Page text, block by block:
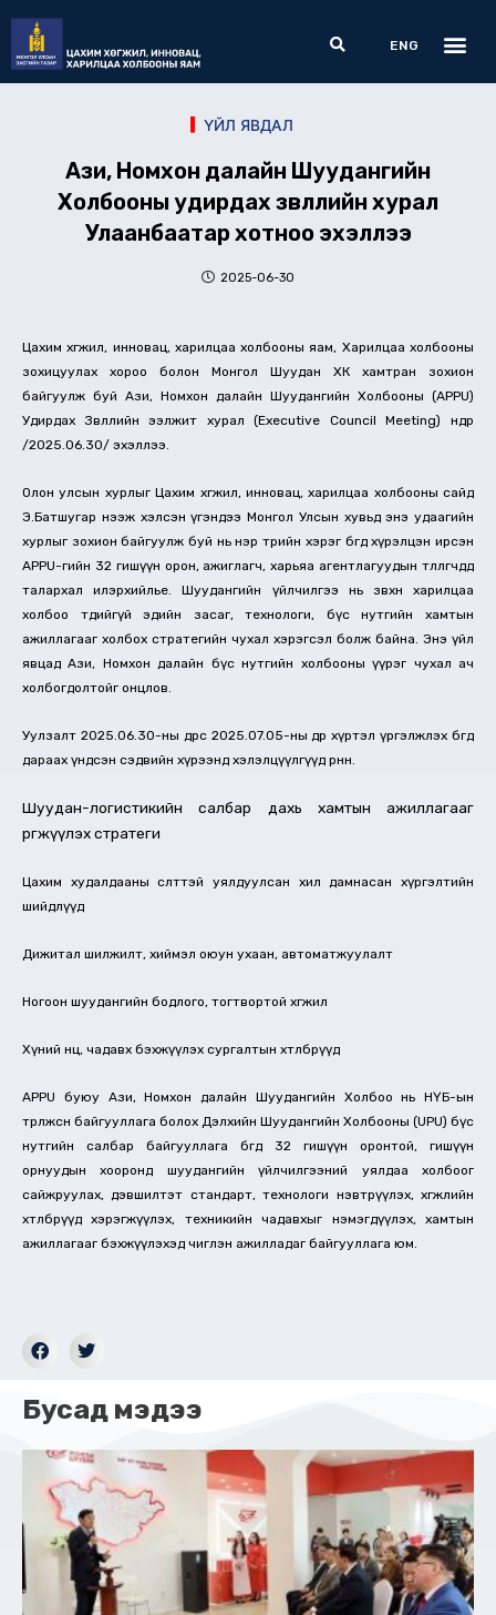
content
Search
ENG
ҮЙЛ ЯВДАЛ
Ази, Номхон далайн Шуудангийн
Холбооны удирдах зөвлөлийн хурал
Улаанбаатар хотноо эхэллээ
2025-06-30
Цахим хөгжил, инновац, харилцаа холбооны яам, Харилцаа холбооны
зохицуулах хороо болон Монгол Шуудан ХК хамтран зохион
байгуулж буй Ази, Номхон далайн Шуудангийн Холбооны (APPU)
Удирдах Зөвлөлийн ээлжит хурал (Executive Council Meeting) өнөөдөр
/2025.06.30/ эхэллээ.
Олон улсын хурлыг Цахим хөгжил, инновац, харилцаа холбооны сайд
Э.Батшугар нээж хэлсэн үгэндээ Монгол Улсын хувьд энэ удаагийн
хурлыг зохион байгуулж буй нь нэр төрийн хэрэг бөгөөд хүрэлцэн ирсэн
APPU-гийн 32 гишүүн орон, ажиглагч, харьяа агентлагуудын төлөөлөгчдөд
талархал илэрхийлье. Шуудангийн үйлчилгээ нь зөвхөн харилцаа
холбоо төдийгүй эдийн засаг, технологи, бүс нутгийн хамтын
ажиллагааг холбох стратегийн чухал хэрэгсэл болж байна. Энэ үйл
явцад Ази, Номхон далайн бүс нутгийн холбооны үүрэг чухал ач
холбогдолтойг онцлов.
Уулзалт 2025.06.30-ны өдрөөс 2025.07.05-ны өдөр хүртэл үргэлжлэх бөгөөд
дараах үндсэн сэдвийн хүрээнд хэлэлцүүлгүүд өрнөнө.
Шуудан-логистикийн салбар дахь хамтын ажиллагааг
өргөжүүлэх стратеги
Цахим худалдааны өсөлттэй уялдуулсан хил дамнасан хүргэлтийн
шийдлүүд
Дижитал шилжилт, хиймэл оюун ухаан, автоматжуулалт
Ногоон шуудангийн бодлого, тогтвортой хөгжил
Хүний нөөц, чадавх бэхжүүлэх сургалтын хөтөлбөрүүд
APPU буюу Ази, Номхон далайн Шуудангийн Холбоо нь НҮБ-ын
төрөлжсөн байгууллага болох Дэлхийн Шуудангийн Холбооны (UPU) бүс
нутгийн салбар байгууллага бөгөөд 32 гишүүн оронтой, гишүүн
орнуудын хооронд шуудангийн үйлчилгээний уялдаа холбоог
сайжруулах, дэвшилтэт стандарт, технологи нэвтрүүлэх, хөгжлийн
хөтөлбөрүүд хэрэгжүүлэх, техникийн чадавхыг нэмэгдүүлэх, хамтын
ажиллагааг бэхжүүлэхэд чиглэн ажилладаг байгууллага юм.
Бусад мэдээ